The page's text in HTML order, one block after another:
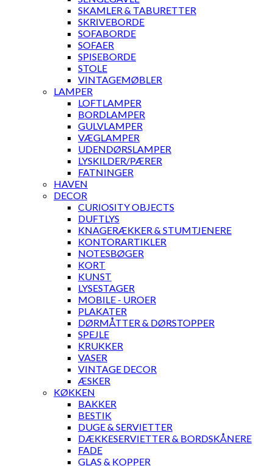
SKAMLER & TABURETTER
SKRIVEBORDE
SOFABORDE
SOFAER
SPISEBORDE
STOLE
VINTAGEMØBLER
LAMPER
LOFTLAMPER
BORDLAMPER
GULVLAMPER
VÆGLAMPER
UDENDØRSLAMPER
LYSKILDER/PÆRER
FATNINGER
HAVEN
DECOR
CURIOSITY OBJECTS
DUFTLYS
KNAGERÆKKER & STUMTJENERE
KONTORARTIKLER
NOTESBØGER
KORT
KUNST
LYSESTAGER
MOBILE - UROER
PLAKATER
DØRMÅTTER & DØRSTOPPER
SPEJLE
KRUKKER
VASER
VINTAGE DECOR
ÆSKER
KØKKEN
BAKKER
BESTIK
DUGE & SERVIETTER
DÆKKESERVIETTER & BORDSKÅNERE
FADE
GLAS & KOPPER